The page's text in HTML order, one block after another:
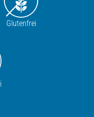
Glutenfrei